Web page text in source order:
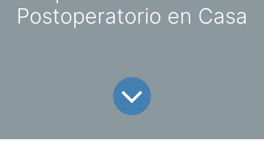
Postoperatorio en Casa